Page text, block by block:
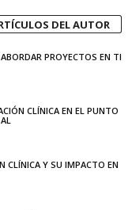
DEL AUTOR
PROYECTOS EN TI
CLÍNICA EN EL PUNTO
CLÍNICA Y SU IMPACTO EN